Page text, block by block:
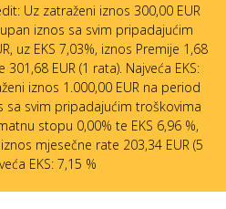
Uz zatraženi iznos 300,00 EUR
iznos sa svim pripadajućim
uz EKS 7,03%, iznos Premije 1,68
EUR (1 rata). Najveća EKS:
iznos 1.000,00 EUR na period
sa svim pripadajućim troškovima
stopu 0,00% te EKS 6,96 %,
mjesečne rate 203,34 EUR (5
EKS: 7,15 %